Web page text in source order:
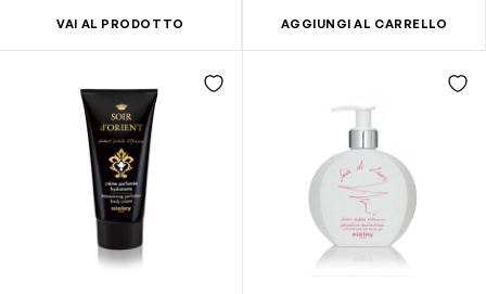
VAI AL PRODOTTO AGGIUNGI AL CARRELLO